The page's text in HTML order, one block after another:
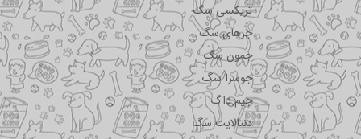
تریکسی سگ
جرهای سگ
جمون سگ
جوسرا سگ
جیم داگ
دنتالایت سگ